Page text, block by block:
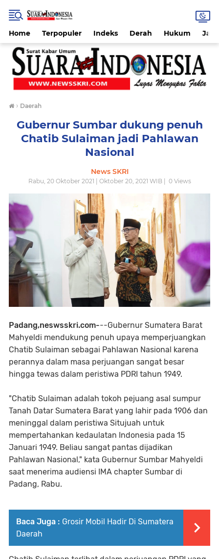
Home Terpopuler Indeks Derah Hukum
› Daerah
Gubernur Sumbar dukung penuh
Chatib Sulaiman jadi Pahlawan
Nasional
News SKRI
Rabu, 20 Oktober 2021 | Oktober 20, 2021 WIB | 0Views
Padang,neswsskri.com---Gubernur Sumatera Barat
Mahyeldi mendukung penuh upaya memperjuangkan
Chatib Sulaiman sebagai Pahlawan Nasional karena
perannya dalam masa perjuangan sangat besar
hingga tewas dalam peristiwa PDRI tahun 1949.
"Chatib Sulaiman adalah tokoh pejuang asal sumpur
Tanah Datar Sumatera Barat yang lahir pada 1906 dan
meninggal dalam peristiwa Situjuah untuk
mempertahankan kedaulatan Indonesia pada 15
Januari 1949. Beliau sangat pantas dijadikan
Pahlawan Nasional," kata Gubernur Sumbar Mahyeldi
saat menerima audiensi IMA chapter Sumbar di
Padang, Rabu.
Baca Juga : Grosir Mobil Hadir Di Sumatera
Daerah